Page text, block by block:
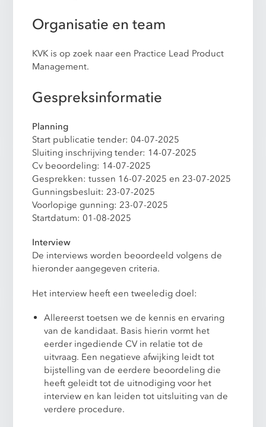
Organisatie en team
KVK is op zoek naar een Practice Lead Product
Management.
Gespreksinformatie
Planning
Start publicatie tender: 04-07-2025
Sluiting inschrijving tender: 14-07-2025
Cv beoordeling: 14-07-2025
Gesprekken: tussen 16-07-2025 en 23-07-2025
Gunningsbesluit: 23-07-2025
Voorlopige gunning: 23-07-2025
Startdatum: 01-08-2025
Interview
De interviews worden beoordeeld volgens de
hieronder aangegeven criteria.
Het interview heeft een tweeledig doel:
Allereerst toetsen we de kennis en ervaring
van de kandidaat. Basis hierin vormt het
eerder ingediende CV in relatie tot de
uitvraag. Een negatieve afwijking leidt tot
bijstelling van de eerdere beoordeling die
heeft geleidt tot de uitnodiging voor het
interview en kan leiden tot uitsluiting van de
verdere procedure.